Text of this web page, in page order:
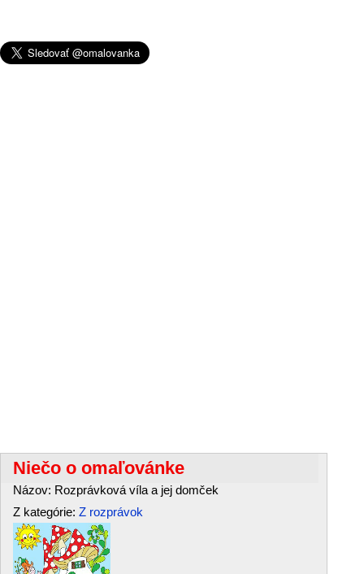
Niečo o omaľovánke
Názov: Rozprávková víla a jej domček
Z kategórie: Z rozprávok